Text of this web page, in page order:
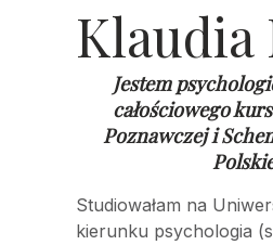
Jestem
całościowego
Poznawczej i
Studiowałam na
kierunku psychologia